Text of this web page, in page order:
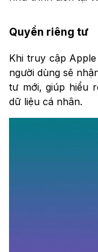
Quyền riêng tư
Khi truy cập
người dùng sẽ
tư mới, giúp hiểu
dữ liệu cá nhân.